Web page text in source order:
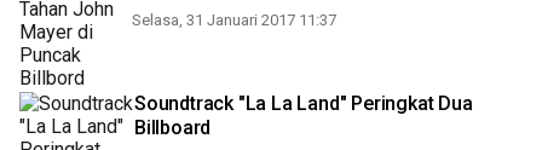
Selasa, 31 Januari 2017 11:37
Soundtrack "La La Land" Peringkat Dua
Billboard